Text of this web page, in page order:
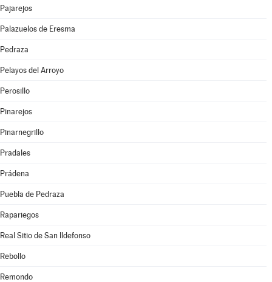
Pajarejos
Palazuelos de Eresma
Pedraza
Pelayos del Arroyo
Perosillo
Pinarejos
Pinarnegrillo
Pradales
Prádena
Puebla de Pedraza
Rapariegos
Real Sitio de San Ildefonso
Rebollo
Remondo